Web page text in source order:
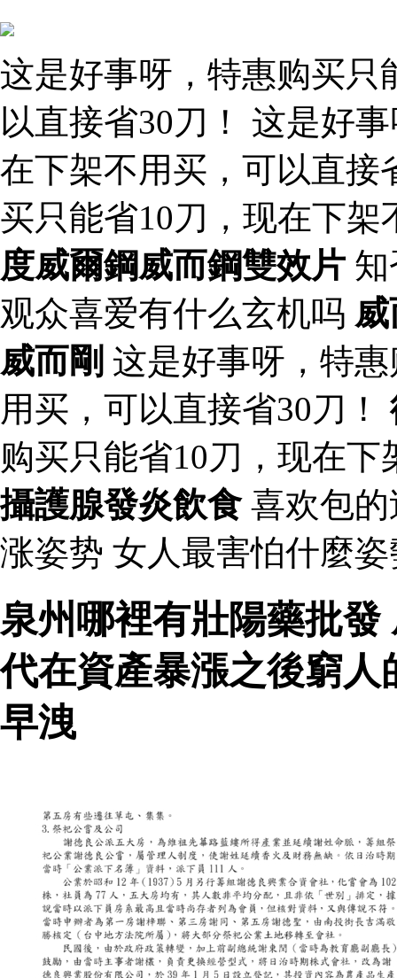
这是好事呀，特惠购买只
以直接省30刀！ 这是好
在下架不用买，可以直接
买只能省10刀，现在下
度威爾鋼威而鋼雙效片
观众喜爱有什么玄机吗
威而剛 这是好事呀，特
用买，可以直接省30刀！
购买只能省10刀，现在
攝護腺發炎飲食喜欢包的
涨姿势 女人最害怕什麼
泉州哪裡有壯陽藥批
代在資產暴漲之後窮
早洩